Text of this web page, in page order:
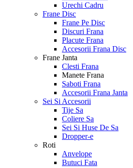
Urechi Cadru
Frane Disc
Frane Pe Disc
Discuri Frana
Placute Frana
Accesorii Frana Disc
Frane Janta
Clesti Frana
Manete Frana
Saboti Frana
Accesorii Frana Janta
Sei Si Accesorii
Tije Sa
Coliere Sa
Sei Si Huse De Sa
Dropper-e
Roti
Anvelope
Butuci Fata